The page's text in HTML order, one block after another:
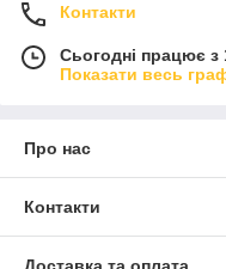
Контакти
Сьогодні працює з
Показати весь
Про нас
Контакти